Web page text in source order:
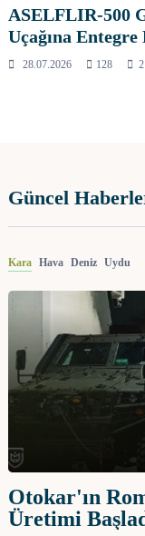
ASELFLIR-500
Uçağına
28.07.2026 128
Güncel
Kara Hava Deniz Uydu
Otokar'ın
Üretimi